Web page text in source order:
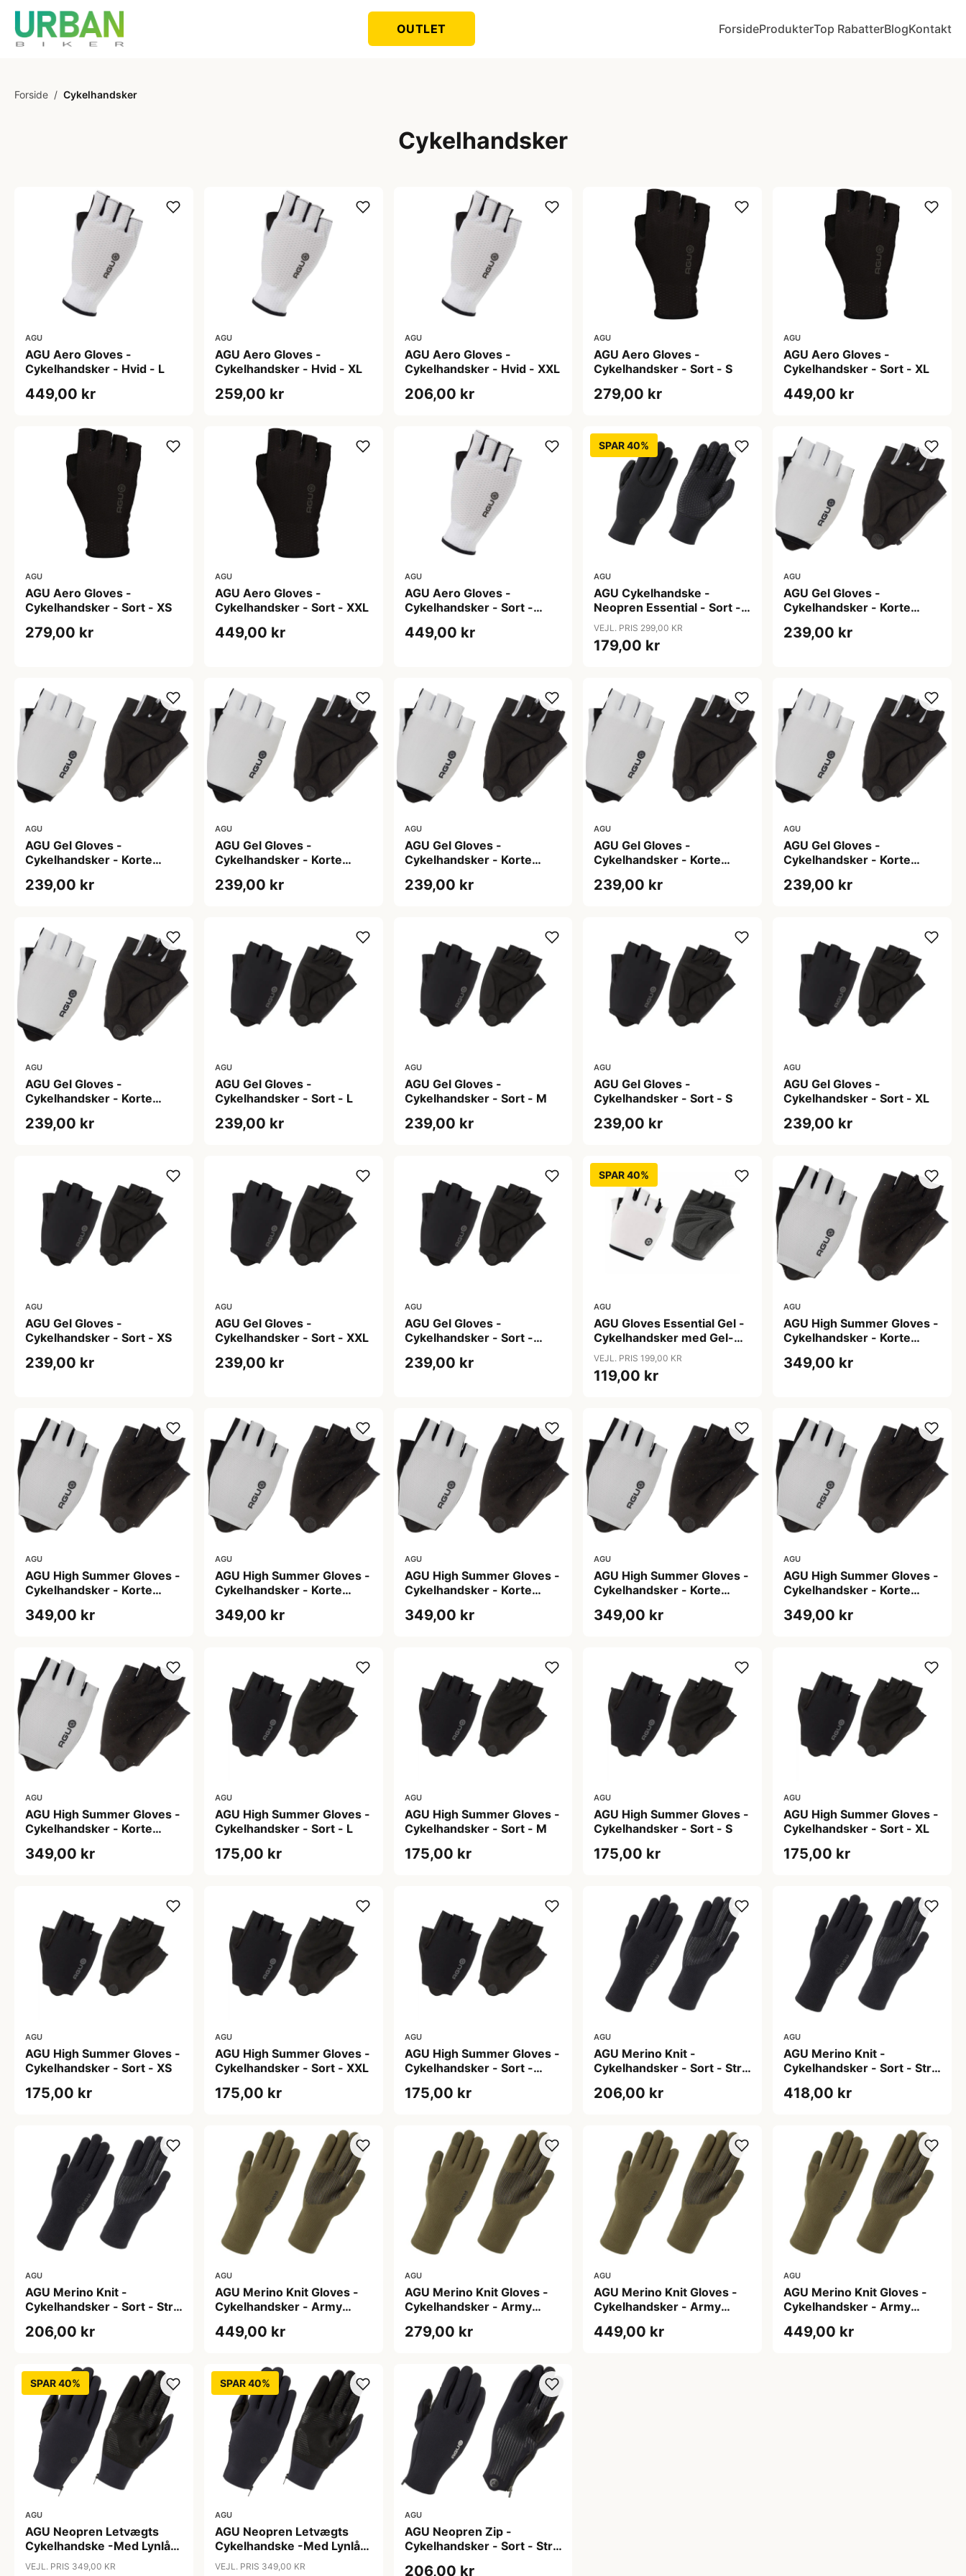
OUTLET ForsideProdukterTop RabatterBlogKontakt
Forside / Cykelhandsker
Cykelhandsker
AGU
AGU Aero Gloves -
Cykelhandsker - Hvid - L
449,00 kr
AGU
AGU Aero Gloves -
Cykelhandsker - Hvid - XL
259,00 kr
AGU
AGU Aero Gloves -
Cykelhandsker - Hvid - XXL
206,00 kr
AGU
AGU Aero Gloves -
Cykelhandsker - Sort - S
279,00 kr
AGU
AGU Aero Gloves -
Cykelhandsker - Sort - XL
449,00 kr
AGU
AGU Aero Gloves -
Cykelhandsker - Sort - XS
279,00 kr
AGU
AGU Aero Gloves -
Cykelhandsker - Sort - XXL
449,00 kr
AGU
AGU Aero Gloves -
Cykelhandsker - Sort -
449,00 kr
SPAR 40%
AGU
AGU Cykelhandske -
Neopren Essential - Sort -
Str. S
VEJL. PRIS 299,00 KR
179,00 kr
AGU
AGU Gel Gloves -
Cykelhandsker - Korte
239,00 kr
AGU
AGU Gel Gloves -
Cykelhandsker - Korte
239,00 kr
AGU
AGU Gel Gloves -
Cykelhandsker - Korte
239,00 kr
AGU
AGU Gel Gloves -
Cykelhandsker - Korte
239,00 kr
AGU
AGU Gel Gloves -
Cykelhandsker - Korte
239,00 kr
AGU
AGU Gel Gloves -
Cykelhandsker - Korte
239,00 kr
AGU
AGU Gel Gloves -
Cykelhandsker - Korte
239,00 kr
AGU
AGU Gel Gloves -
Cykelhandsker - Sort - L
239,00 kr
AGU
AGU Gel Gloves -
Cykelhandsker - Sort - M
239,00 kr
AGU
AGU Gel Gloves -
Cykelhandsker - Sort - S
239,00 kr
AGU
AGU Gel Gloves -
Cykelhandsker - Sort - XL
239,00 kr
AGU
AGU Gel Gloves -
Cykelhandsker - Sort - XS
239,00 kr
AGU
AGU Gel Gloves -
Cykelhandsker - Sort - XXL
239,00 kr
AGU
AGU Gel Gloves -
Cykelhandsker - Sort -
239,00 kr
SPAR 40%
AGU
AGU Gloves Essential Gel -
Cykelhandsker med Gel-
puder - Hvid - Str. 3XL
VEJL. PRIS 199,00 KR
119,00 kr
AGU
AGU High Summer Gloves -
Cykelhandsker - Korte
349,00 kr
AGU
AGU High Summer Gloves -
Cykelhandsker - Korte
349,00 kr
AGU
AGU High Summer Gloves -
Cykelhandsker - Korte
349,00 kr
AGU
AGU High Summer Gloves -
Cykelhandsker - Korte
349,00 kr
AGU
AGU High Summer Gloves -
Cykelhandsker - Korte
349,00 kr
AGU
AGU High Summer Gloves -
Cykelhandsker - Korte
349,00 kr
AGU
AGU High Summer Gloves -
Cykelhandsker - Korte
349,00 kr
AGU
AGU High Summer Gloves -
Cykelhandsker - Sort - L
175,00 kr
AGU
AGU High Summer Gloves -
Cykelhandsker - Sort - M
175,00 kr
AGU
AGU High Summer Gloves -
Cykelhandsker - Sort - S
175,00 kr
AGU
AGU High Summer Gloves -
Cykelhandsker - Sort - XL
175,00 kr
AGU
AGU High Summer Gloves -
Cykelhandsker - Sort - XS
175,00 kr
AGU
AGU High Summer Gloves -
Cykelhandsker - Sort - XXL
175,00 kr
AGU
AGU High Summer Gloves -
Cykelhandsker - Sort -
175,00 kr
AGU
AGU Merino Knit -
Cykelhandsker - Sort - Str.
206,00 kr
AGU
AGU Merino Knit -
Cykelhandsker - Sort - Str.
418,00 kr
AGU
AGU Merino Knit -
Cykelhandsker - Sort - Str.
206,00 kr
AGU
AGU Merino Knit Gloves -
Cykelhandsker - Army
449,00 kr
AGU
AGU Merino Knit Gloves -
Cykelhandsker - Army
279,00 kr
AGU
AGU Merino Knit Gloves -
Cykelhandsker - Army
449,00 kr
AGU
AGU Merino Knit Gloves -
Cykelhandsker - Army
449,00 kr
SPAR 40%
AGU
AGU Neopren Letvægts
Cykelhandske -Med Lynlås
- Sort - Str. 2XL
VEJL. PRIS 349,00 KR
SPAR 40%
AGU
AGU Neopren Letvægts
Cykelhandske -Med Lynlås
- Sort - Str. M
VEJL. PRIS 349,00 KR
AGU
AGU Neopren Zip -
Cykelhandsker - Sort - Str.
206,00 kr